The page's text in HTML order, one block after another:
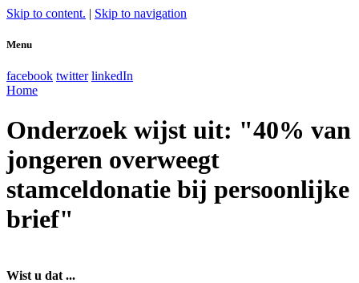
Skip to content. | Skip to navigation
Menu
facebook twitter linkedIn
Home
Onderzoek wijst uit: "40% van
jongeren overweegt
stamceldonatie bij persoonlijke
brief"
Wist u dat ...